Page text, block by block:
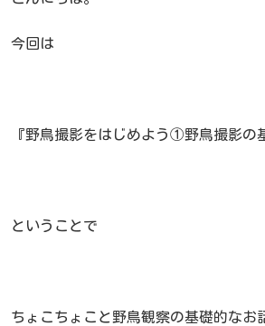
今回は
『野鳥撮影をはじめよう①野鳥撮影の
ということで
ちょこちょこと野鳥観察の基礎的なお